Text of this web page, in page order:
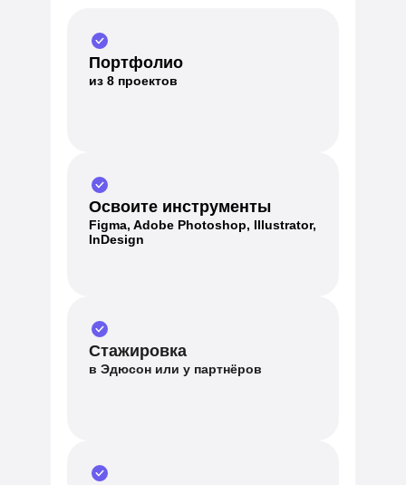
Портфолио
из 8 проектов
Освоите инструменты
Figma, Adobe Photoshop, Illustrator,
InDesign
Стажировка
в Эдюсон или у партнёров